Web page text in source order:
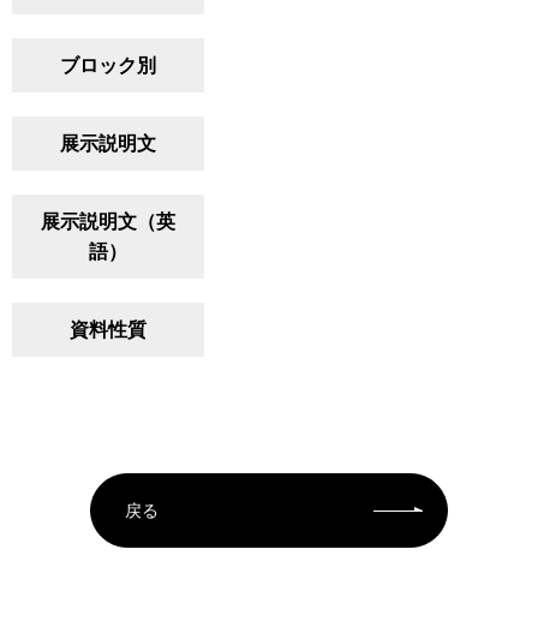
ブロック別
展示説明文
展示説明文（英
語）
資料性質
戻る